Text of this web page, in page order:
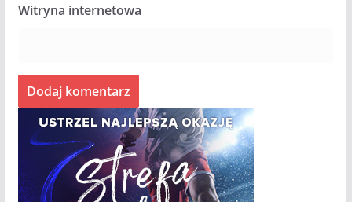
Witryna internetowa